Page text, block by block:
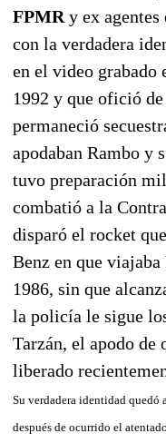
FPMR y ex
con la verdadera
en el video grabado
1992 y que ofició
permaneció
apodaban Rambo y
tuvo preparación
combatió a la
disparó el rocket
Benz en que
1986, sin que
la policía le sigue
Tarzán, el apodo
liberado
Su verdadera identidad quedó
después de ocurrido el